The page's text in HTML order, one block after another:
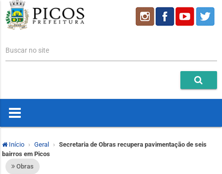
Buscar no site
Início Geral
Secretaria de Obras recupera pavimentação de seis
bairros em Picos
Obras